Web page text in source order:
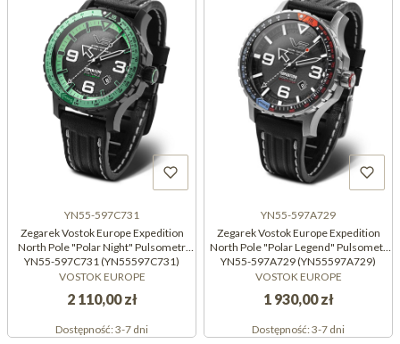
YN55-597C731
Zegarek Vostok Europe Expedition
North Pole "Polar Night" Pulsometr
YN55-597C731 (YN55597C731)
VOSTOK EUROPE
2 110,00 zł
Dostępność:3-7 dni
YN55-597A729
Zegarek Vostok Europe Expedition
North Pole "Polar Legend" Pulsometr
YN55-597A729 (YN55597A729)
VOSTOK EUROPE
1 930,00 zł
Dostępność:3-7 dni